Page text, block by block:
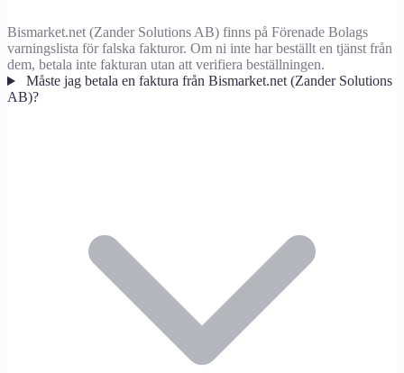
Bismarket.net (Zander Solutions AB) finns på Förenade Bolags
varningslista för falska fakturor. Om ni inte har beställt en tjänst från
dem, betala inte fakturan utan att verifiera beställningen.
Måste jag betala en faktura från Bismarket.net (Zander Solutions
AB)?